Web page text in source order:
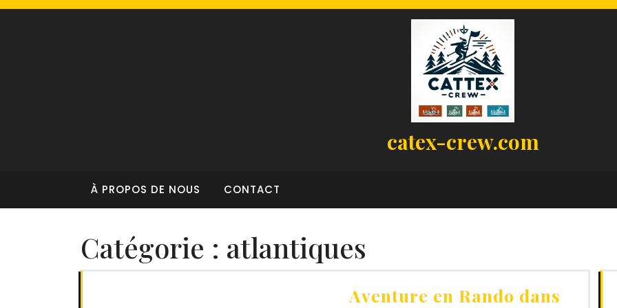
Skip
catex-crew.com
À PROPOS DE NOUS CONTACT
Catégorie : atlantiques
Aventure en Rando dans